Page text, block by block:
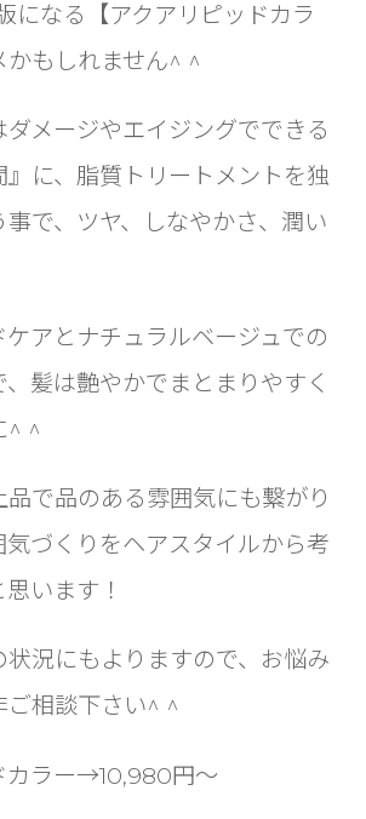
になる【アクアリピッドカラ
かもしれません^ ^
メージやエイジングでできる
』に、脂質トリートメントを独
事で、ツヤ、しなやかさ、潤い
アとナチュラルベージュでの
髪は艶やかでまとまりやすく
^ ^
で品のある雰囲気にも繋がり
気づくりをヘアスタイルから考
います！
況にもよりますので、お悩み
ご相談下さい^ ^
カラー→10,980円〜